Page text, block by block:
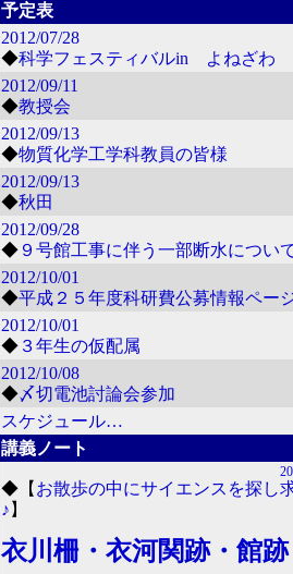
予定表
2012/07/28
◆科学フェスティバルin よねざわ
2012/09/11
◆教授会
2012/09/13
◆物質化学工学科教員の皆様
2012/09/13
◆秋田
2012/09/28
◆ ９号館工事に伴う一部断水につい
2012/10/01
◆平成２５年度科研費公募情報ペー
2012/10/01
◆ ３年生の仮配属
2012/10/08
◆〆切電池討論会参加
スケジュール…
講義ノート
◆ 【 お散歩の中にサイエンスを探し
♪ 】
衣川柵・衣河関跡・館跡